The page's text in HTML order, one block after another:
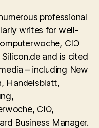
professional
writes for well-
CIO
and is cited
– including New
Handelsblatt,
CIO,
Business Manager.